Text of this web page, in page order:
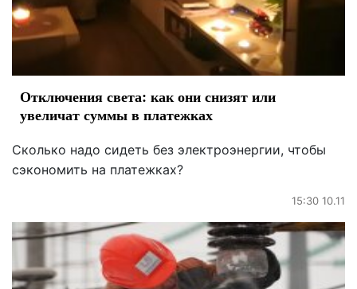
Отключения света: как они снизят или
увеличат суммы в платежках
Сколько надо сидеть без электроэнергии, чтобы
сэкономить на платежках?
15:30 10.11